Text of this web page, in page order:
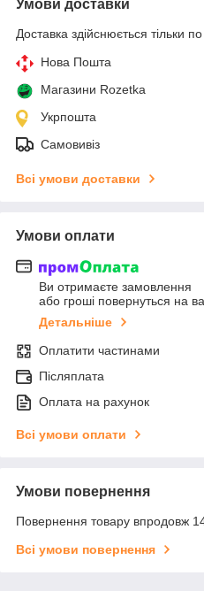
Умови доставки
Доставка здійснюється тільки
Нова Пошта
Магазини Rozetka
Укрпошта
Самовивіз
Всі умови доставки
Умови оплати
Ви отримаєте замовлення
або гроші повернуться на
Детальніше
Оплатити частинами
Післяплата
Оплата на рахунок
Всі умови оплати
Умови повернення
Повернення товару впродовж
Всі умови повернення